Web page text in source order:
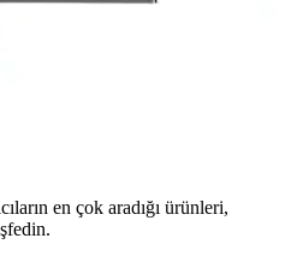
en çok aradığı ürünleri,